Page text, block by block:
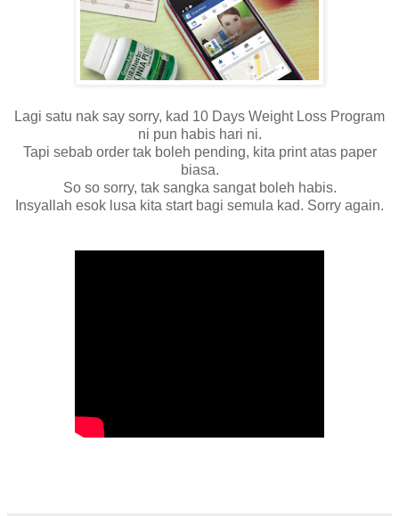
Lagi satu nak say sorry, kad 10 Days Weight Loss Program
ni pun habis hari ni.
Tapi sebab order tak boleh pending, kita print atas paper
biasa.
So so sorry, tak sangka sangat boleh habis.
Insyallah esok lusa kita start bagi semula kad. Sorry again.